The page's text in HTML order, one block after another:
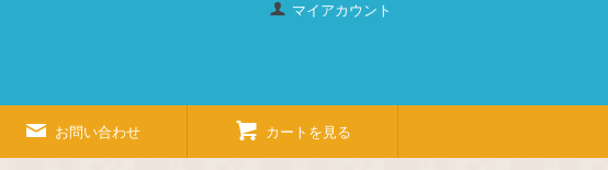
マイアカウント
お問い合わせ カートを見る